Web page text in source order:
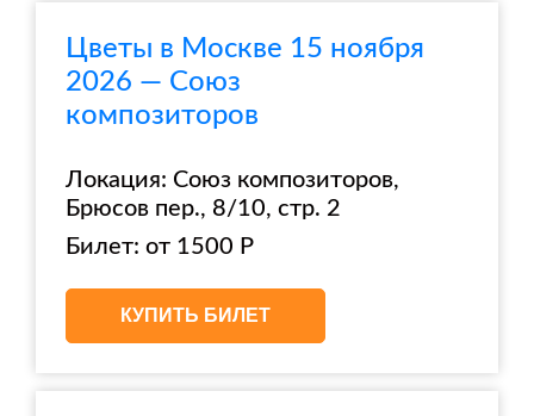
Цветы в Москве 15 ноября
2026 — Союз
композиторов
Локация: Союз композиторов,
Брюсов пер., 8/10, стр. 2
Билет: от 1500 Р
КУПИТЬ БИЛЕТ